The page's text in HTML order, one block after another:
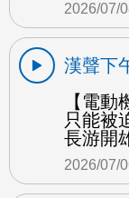
2026/07/
漢聲下
【電
只能被
長游開
2026/07/